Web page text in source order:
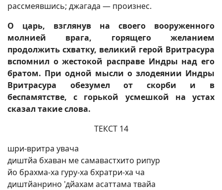
рассмеявшись; джагада — произнес.
О царь, взглянув на своего вооруженного
молнией врага, горящего желанием
продолжить схватку, великий герой Вритрасура
вспомнил о жестокой расправе Индры над его
братом. При одной мысли о злодеянии Индры
Вритрасура обезумел от скорби и в
беспамятстве, с горькой усмешкой на устах
сказал такие слова.
ТЕКСТ 14
шри-вритра увача
диштйа бхаван ме самавастхито рипур
йо брахма-ха гуру-ха бхратри-ха ча
диштйанрино 'дйахам асаттама твайа